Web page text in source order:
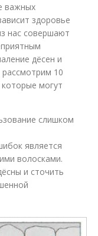
важных
здоровье
нас совершают
дёсен и
10
могут
слишком
является
волосками.
и сточить